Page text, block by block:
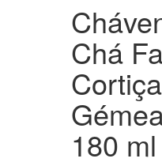
Chá
180 ml